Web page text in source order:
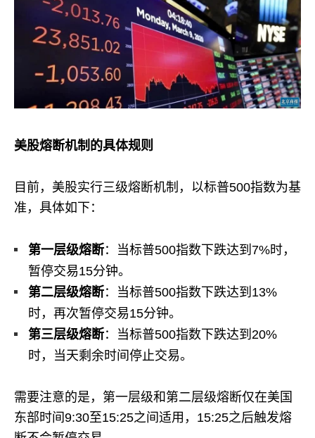
美股熔断机制的具体规则
目前，美股实行三级熔断机制，以标普500指数为基
准，具体如下：
第一层级熔断：​当标普500指数下跌达到7%时，
暂停交易15分钟。
第二层级熔断：​当标普500指数下跌达到13%
时，再次暂停交易15分钟。
第三层级熔断：​当标普500指数下跌达到20%
时，当天剩余时间停止交易。
需要注意的是，第一层级和第二层级熔断仅在美国
东部时间9:30至15:25之间适用，15:25之后触发熔